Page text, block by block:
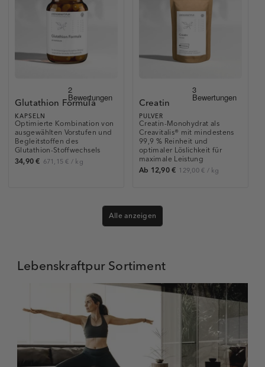
Glutathion Formula
KAPSELN
Optimierte Kombination von
ausgewählten Vorstufen und
Begleitstoffen des
Glutathion-Stoffwechsels
34,90 € 671,15 € / kg
Creatin
PULVER
Creatin-Monohydrat als
Creavitalis® mit mindestens
99,9 % Reinheit und
optimaler Löslichkeit für
maximale Leistung
Ab 12,90 € 129,00 € / kg
Alle anzeigen
Lebenskraftpur Sortiment